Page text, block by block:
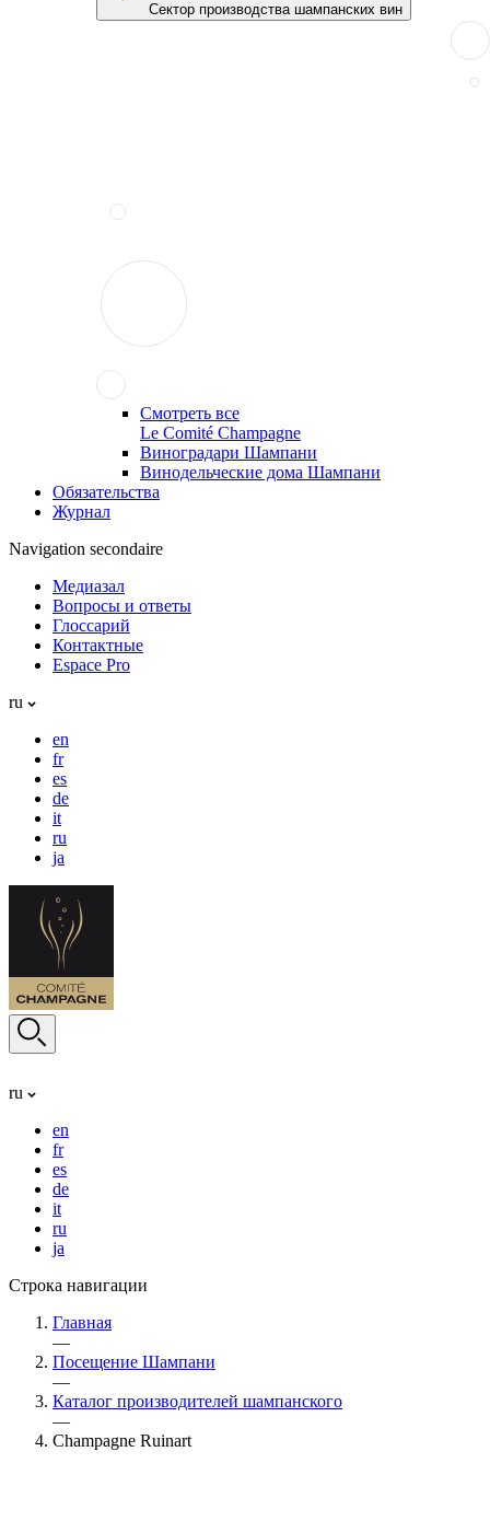
Сектор производства шампанских вин
Смотреть все
Le Comité Champagne
Виноградари Шампани
Винодельческие дома Шампани
Обязательства
Журнал
Navigation secondaire
Медиазал
Вопросы и ответы
Глоссарий
Контактные
Espace Pro
ru
en
fr
es
de
it
ru
ja
ru
en
fr
es
de
it
ru
ja
Строка навигации
Главная
—
Посещение Шампани
—
Каталог производителей шампанского
—
Champagne Ruinart